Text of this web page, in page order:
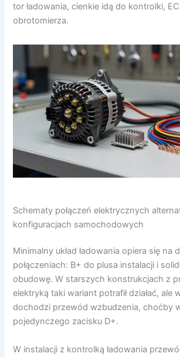
tor ładowania, cienkie idą do kontrolki,
obrotomierza.
Schematy połączeń elektrycznych
konfiguracjach samochodowych
Minimalny układ ładowania opiera się na
połączeniach: B+ do plusa instalacji i
obudowę. W starszych konstrukcjach z
elektryką taki wariant potrafił działać, ale
dochodzi przewód wzbudzenia, choćby
pojedynczego zacisku D+.
W instalacji z kontrolką ładowania